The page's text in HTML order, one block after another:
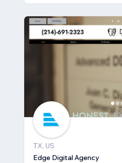
TX, US
Edge Digital Agency